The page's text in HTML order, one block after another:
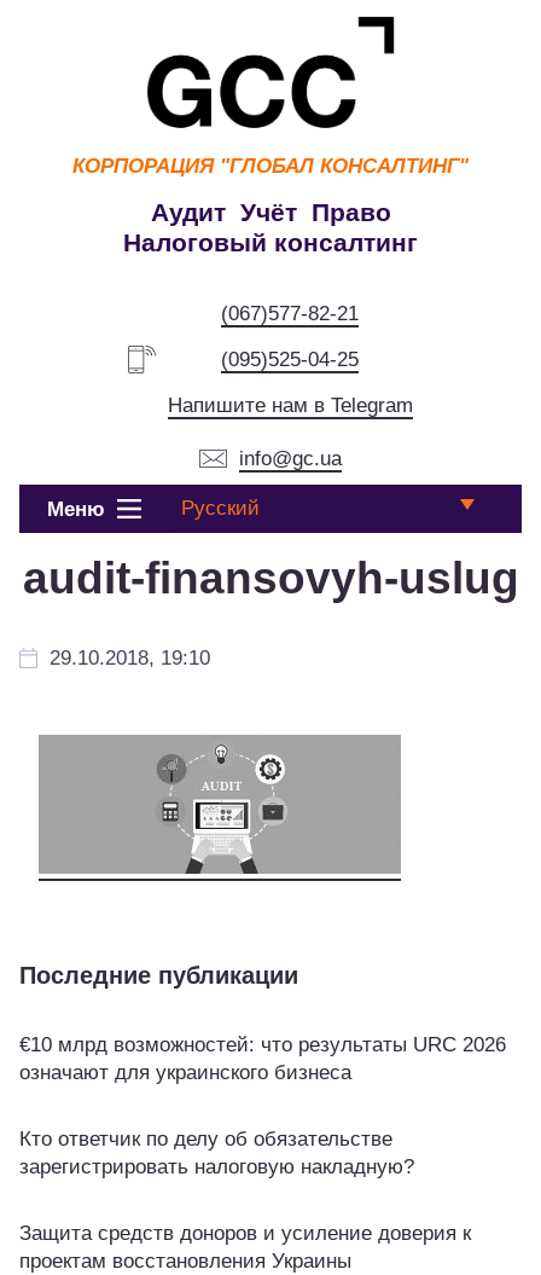
КОРПОРАЦИЯ "ГЛОБАЛ КОНСАЛТИНГ"
Аудит Учёт Право
Налоговый консалтинг
(067)577-82-21
(095)525-04-25
Напишите нам в Telegram
info@gc.ua
Меню Русский
audit-finansovyh-uslug
29.10.2018, 19:10
Последние публикации
€10 млрд возможностей: что результаты URC 2026
означают для украинского бизнеса
Кто ответчик по делу об обязательстве
зарегистрировать налоговую накладную?
Защита средств доноров и усиление доверия к
проектам восстановления Украины